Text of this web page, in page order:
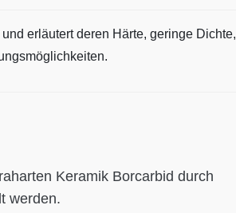
erläutert deren Härte, geringe Dichte,
Keramik Borcarbid durch
werden.